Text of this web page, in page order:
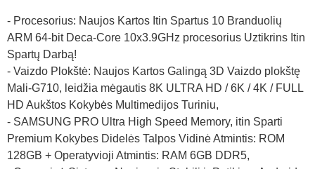
- Procesorius: Naujos Kartos Itin Spartus 10 Branduolių
ARM 64-bit Deca-Core 10x3.9GHz procesorius Uztikrins Itin
Spartų Darbą!
- Vaizdo Plokštė: Naujos Kartos Galingą 3D Vaizdo plokštę
Mali-G710, leidžia mėgautis 8K ULTRA HD / 6K / 4K / FULL
HD Aukštos Kokybės Multimedijos Turiniu,
- SAMSUNG PRO Ultra High Speed Memory, itin Sparti
Premium Kokybes Didelės Talpos Vidinė Atmintis: ROM
128GB + Operatyvioji Atmintis: RAM 6GB DDR5,